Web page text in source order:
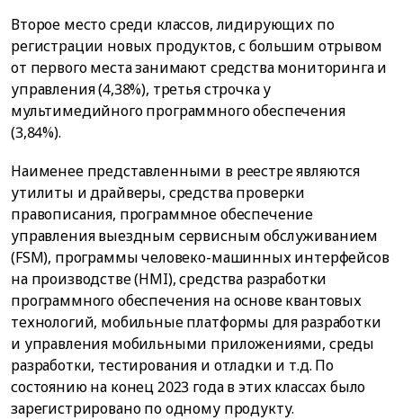
Второе место среди классов, лидирующих по
регистрации новых продуктов, с большим отрывом
от первого места занимают средства мониторинга и
управления (4,38%), третья строчка у
мультимедийного программного обеспечения
(3,84%).
Наименее представленными в реестре являются
утилиты и драйверы, средства проверки
правописания, программное обеспечение
управления выездным сервисным обслуживанием
(FSM), программы человеко-машинных интерфейсов
на производстве (HMI), средства разработки
программного обеспечения на основе квантовых
технологий, мобильные платформы для разработки
и управления мобильными приложениями, среды
разработки, тестирования и отладки и т.д. По
состоянию на конец 2023 года в этих классах было
зарегистрировано по одному продукту.